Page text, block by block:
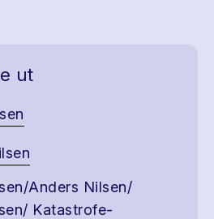
ut
Anders Nilsen/
Katastrofe-